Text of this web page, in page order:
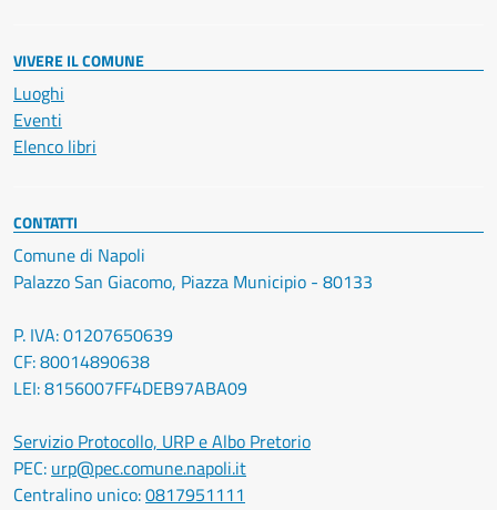
VIVERE IL COMUNE
Luoghi
Eventi
Elenco libri
CONTATTI
Comune di Napoli
Palazzo San Giacomo, Piazza Municipio - 80133
P. IVA: 01207650639
CF: 80014890638
LEI: 8156007FF4DEB97ABA09
Servizio Protocollo, URP e Albo Pretorio
PEC: urp@pec.comune.napoli.it
Centralino unico:0817951111